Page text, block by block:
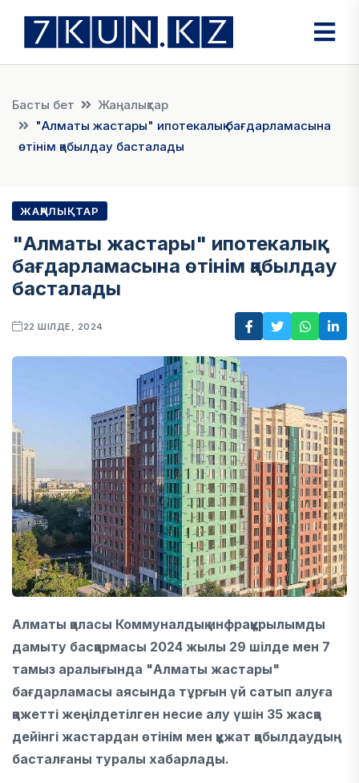
Басты бет
Жаңалықтар
"Алматы жастары" ипотекалық бағдарламасына
өтінім қабылдау басталады
ЖАҢАЛЫҚТАР
"Алматы жастары" ипотекалық
бағдарламасына өтінім қабылдау
басталады
22 ШІЛДЕ, 2024
Алматы қаласы Коммуналдық инфрақұрылымды
дамыту басқармасы 2024 жылы 29 шілде мен 7
тамыз аралығында "Алматы жастары"
бағдарламасы аясында тұрғын үй сатып алуға
қажетті жеңілдетілген несие алу үшін 35 жасқа
дейінгі жастардан өтінім мен құжат қабылдаудың
басталғаны туралы хабарлады.